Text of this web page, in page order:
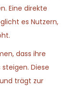
Eine direkte
es Nutzern,
dass ihre
Diese
trägt zur